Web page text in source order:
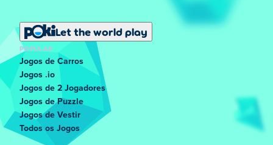
Let the world play
POPULAR
Jogos de Carros
Jogos .io
Jogos de 2 Jogadores
Jogos de Puzzle
Jogos de Vestir
Todos os Jogos